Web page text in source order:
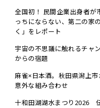
全国初！ 民間企業出身者が
っちにならない、第二の家
く」をレポート
宇宙の不思議に触れるチャ
からの宿題
麻雀×日本酒。秋田県潟上
意外な組み合わせ
十和田湖湖水まつり2026